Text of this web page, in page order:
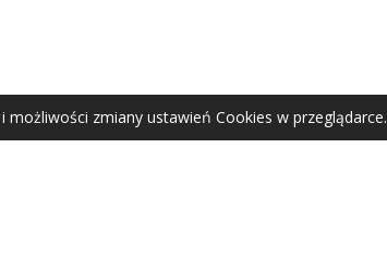
2021 zmiany ustawień Cookies w przeglądarce.